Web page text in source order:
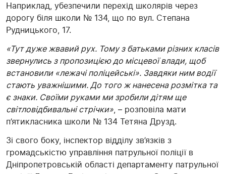
Наприклад, убезпечили перехід школярів через
дорогу біля школи № 134, що по вул. Степана
Рудницького, 17.
«Тут дуже жвавий рух. Тому з батьками різних класів
звернулись з пропозицією до місцевої влади, щоб
встановили «лежачі поліцейські». Завдяки ним водії
стають уважнішими. До того ж нанесена розмітка та
є знаки. Своїми руками ми зробили дітям ще
світловідбивальні стрічки», – розповіла мати
п’ятикласника школи № 134 Тетяна Друзд.
Зі свого боку, інспектор відділу зв’язків з
громадськістю управління патрульної поліції в
Дніпропетровській області департаменту патрульної